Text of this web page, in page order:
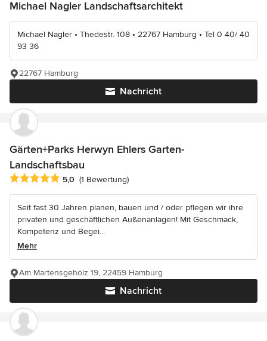
Michael Nagler Landschaftsarchitekt
Michael Nagler • Thedestr. 108 • 22767 Hamburg • Tel 0 40/ 40
93 36
Nachricht
22767 Hamburg
Gärten+Parks Herwyn Ehlers Garten-
Landschaftsbau
Durchschnittliche Bewertung: 5 von 5 Sternen
5,0 (1 Bewertung)
Seit fast 30 Jahren planen, bauen und / oder pflegen wir ihre
privaten und geschäftlichen Außenanlagen! Mit Geschmack,
Kompetenz und Begei...
Mehr
Nachricht
Am Martensgehölz 19, 22459 Hamburg